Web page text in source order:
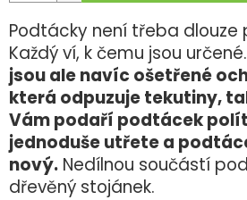
Podtácky není třeba
Každý ví, k čemu jsou určené.
jsou ale navíc ošetřené
která odpuzuje tekutiny,
Vám podaří podtácek
jednoduše utřete a
nový. Nedílnou součástí
dřevěný stojánek.